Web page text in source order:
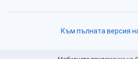
Към пълната версия